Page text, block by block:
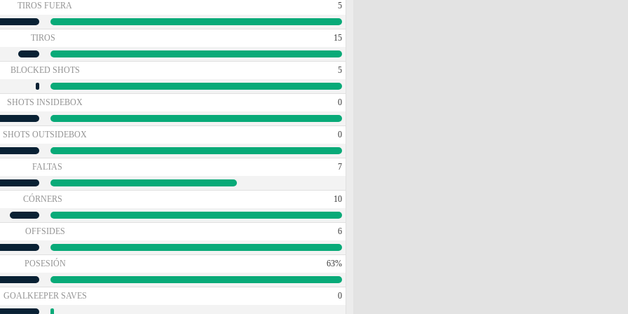
TIROS FUERA 5
TIROS 15
BLOCKED SHOTS 5
SHOTS INSIDEBOX 0
SHOTS OUTSIDEBOX 0
FALTAS 7
CÓRNERS 10
OFFSIDES 6
POSESIÓN 63%
GOALKEEPER SAVES 0